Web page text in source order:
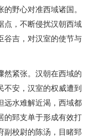
野心对准西域诸国。
点，不断侵扰汉朝西域
谷吉，对汉室的使节与
紧张。汉朝在西域的
不安，汉室的权威遭到
远水难解近渴，西域都
的郅支单于形成有效打
副校尉的陈汤，目睹郅